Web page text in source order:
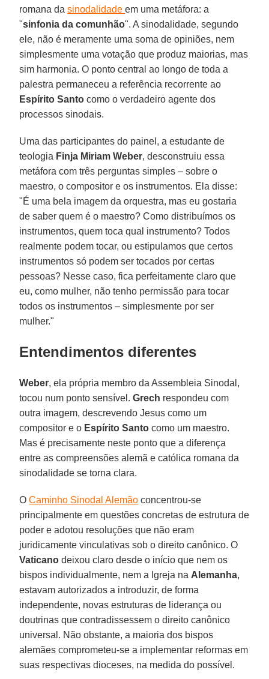
romana dasinodalidadeem uma metáfora: a
"sinfonia da comunhão". A sinodalidade, segundo
ele, não é meramente uma soma de opiniões, nem
simplesmente uma votação que produz maiorias, mas
sim harmonia. O ponto central ao longo de toda a
palestra permaneceu a referência recorrente ao
Espírito Santo como o verdadeiro agente dos
processos sinodais.
Uma das participantes do painel, a estudante de
teologia Finja Miriam Weber, desconstruiu essa
metáfora com três perguntas simples – sobre o
maestro, o compositor e os instrumentos. Ela disse:
"É uma bela imagem da orquestra, mas eu gostaria
de saber quem é o maestro? Como distribuímos os
instrumentos, quem toca qual instrumento? Todos
realmente podem tocar, ou estipulamos que certos
instrumentos só podem ser tocados por certas
pessoas? Nesse caso, fica perfeitamente claro que
eu, como mulher, não tenho permissão para tocar
todos os instrumentos – simplesmente por ser
mulher."
Entendimentos diferentes
Weber, ela própria membro da Assembleia Sinodal,
tocou num ponto sensível.Grech respondeu com
outra imagem, descrevendo Jesus como um
compositor e o Espírito Santo como um maestro.
Mas é precisamente neste ponto que a diferença
entre as compreensões alemã e católica romana da
sinodalidade se torna clara.
OCaminho Sinodal Alemão concentrou-se
principalmente em questões concretas de estrutura de
poder e adotou resoluções que não eram
juridicamente vinculativas sob o direito canônico. O
Vaticano deixou claro desde o início que nem os
bispos individualmente, nem a Igreja na Alemanha,
estavam autorizados a introduzir, de forma
independente, novas estruturas de liderança ou
doutrinas que contradissessem o direito canônico
universal. Não obstante, a maioria dos bispos
alemães comprometeu-se a implementar reformas em
suas respectivas dioceses, na medida do possível.